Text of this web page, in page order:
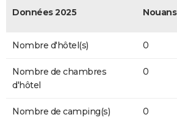
Données 2025 Nouans
Nombre d'hôtel(s) 0
Nombre de chambres
d'hôtel
0
Nombre de camping(s) 0